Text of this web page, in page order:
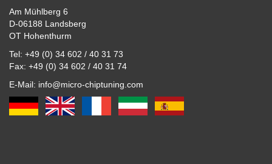
Am Mühlberg 6
D-06188 Landsberg
OT Hohenthurm
Tel: +49 (0) 34 602 / 40 31 73
Fax: +49 (0) 34 602 / 40 31 74
E-Mail: info@micro-chiptuning.com